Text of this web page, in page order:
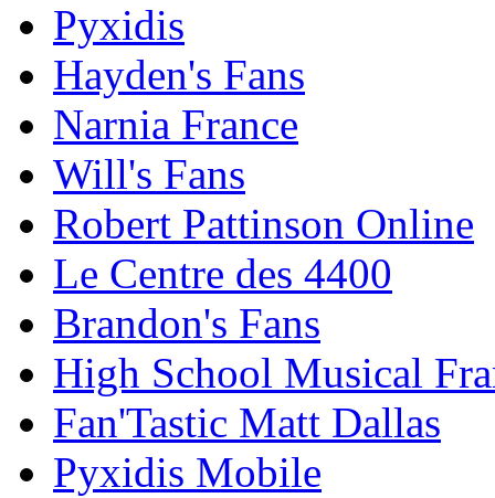
Pyxidis
Hayden's Fans
Narnia France
Will's Fans
Robert Pattinson Online
Le Centre des 4400
Brandon's Fans
High School Musical
Fan'Tastic Matt Dallas
Pyxidis Mobile